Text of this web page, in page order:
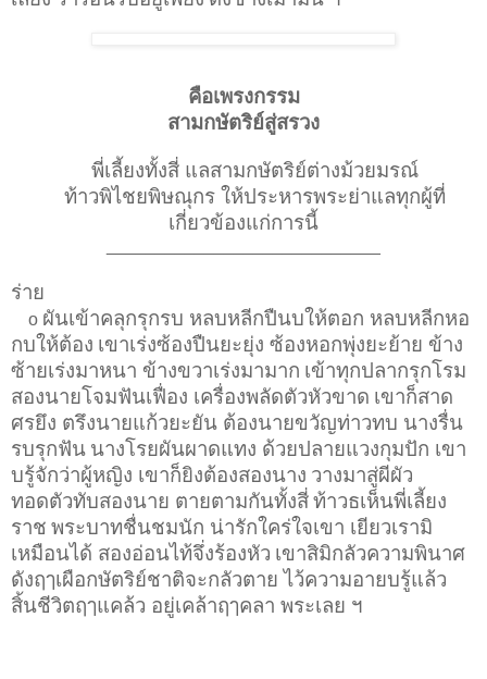
คือเพรงกรรม
สามกษัตริย์สู่สรวง
พี่เลี้ยงทั้งสี่ แลสามกษัตริย์ต่างม้วยมรณ์
ท้าวพิไชยพิษณุกร ให้ประหารพระย่าแลทุกผู้ที่
เกี่ยวข้องแก่การนี้
ร่าย
o ผันเข้าคลุกรุกรบ หลบหลีกปืนบให้ตอก หลบหลีกหอ
กบให้ต้อง เขาเร่งซ้องปืนยะยุ่ง ซ้องหอกพุ่งยะย้าย ข้าง
ซ้ายเร่งมาหนา ข้างขวาเร่งมามาก เข้าทุกปลากรุกโรม
สองนายโจมฟันเฟื่อง เครื่องพลัดตัวหัวขาด เขาก็สาด
ศรยึง ตรึงนายแก้วยะยัน ต้องนายขวัญท่าวทบ นางรื่น
รบรุกฟัน นางโรยผันผาดแทง ด้วยปลายแวงกุมปัก เขา
บรู้จักว่าผู้หญิง เขาก็ยิงต้องสองนาง วางมาสู่ผีผัว
ทอดตัวทับสองนาย ตายตามกันทั้งสี่ท้าวธเห็นพี่เลี้ยง
ราช พระบาทชื่นชมนัก น่ารักใคร่ใจเขา เยียวเรามิ
เหมือนได้ สองอ่อนไท้จึ่งร้องหัว เขาสิมิกลัวความพินาศ
ดังฤๅเผือกษัตริย์ชาติจะกลัวตาย ไว้ความอายบรู้แล้ว
สิ้นชีวิตฤๅแคล้ว อยู่เคล้าฤๅคลา พระเลย ฯ